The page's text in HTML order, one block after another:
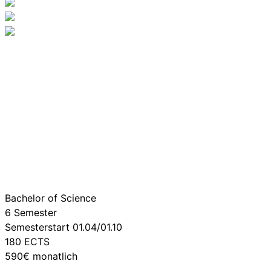
Bachelor of Science
6 Semester
Semesterstart 01.04/01.10
180 ECTS
590€ monatlich